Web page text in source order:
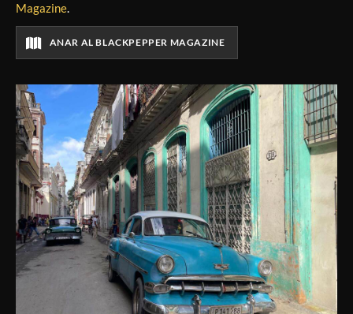
Magazine.
ANAR AL BLACKPEPPER MAGAZINE